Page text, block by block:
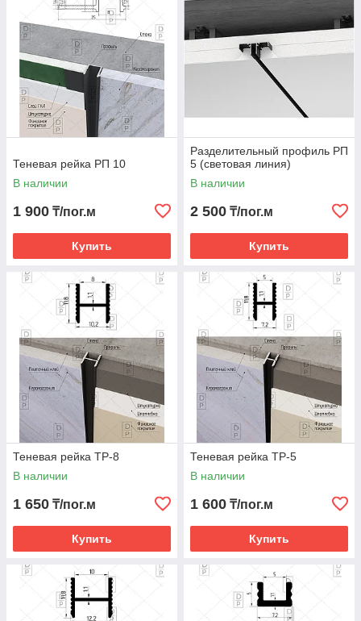
Теневая рейка РП 10
В наличии
1 900 ₸/пог.м
Купить
Разделительный профиль РП
5 (световая линия)
В наличии
2 500 ₸/пог.м
Купить
Теневая рейка ТР-8
В наличии
1 650 ₸/пог.м
Купить
Теневая рейка ТР-5
В наличии
1 600 ₸/пог.м
Купить